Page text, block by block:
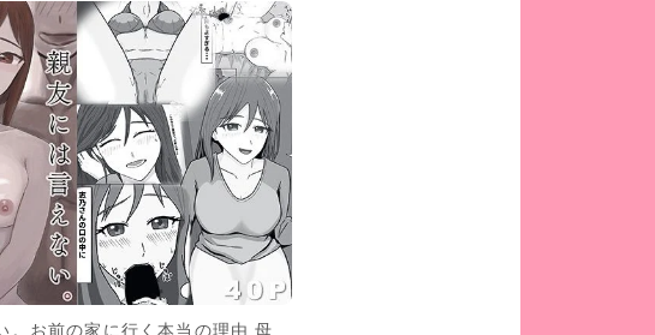
お前の家に行く本当の理由 母